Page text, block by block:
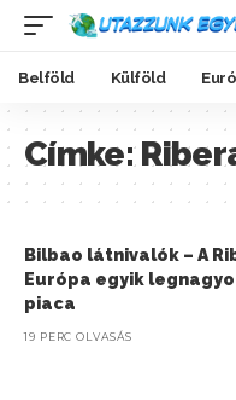
Belföld Külföld
Címke:
Bilbao látnivalók – A
Európa egyik
piaca
19 PERC OLVASÁS